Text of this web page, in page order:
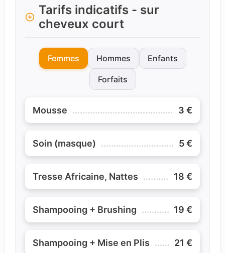
Tarifs indicatifs - sur
cheveux court
Femmes Hommes Enfants
Forfaits
Mousse 3 €
Soin (masque) 5 €
Tresse Africaine, Nattes 18 €
Shampooing + Brushing 19 €
Shampooing + Mise en Plis 21 €